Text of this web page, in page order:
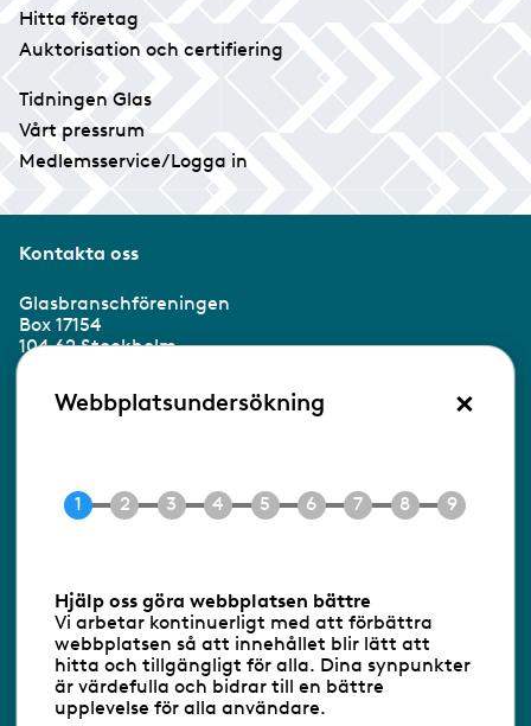
Hitta företag
Auktorisation och certifiering
Tidningen Glas
Vårt pressrum
Medlemsservice/Logga in
Kontakta oss
Glasbranschföreningen
Box 17154
104 62 Stockholm
Besöksadress:
Ringvägen 100
E-post info@gbf.se
Följ oss via RSS
Databasens namn:www.gbf.se-
Webbplatsundersökning ×
Hjälp oss göra webbplatsen bättre
Vi arbetar kontinuerligt med att förbättra
webbplatsen så att innehållet blir lätt att
hitta och tillgängligt för alla. Dina synpunkter
är värdefulla och bidrar till en bättre
upplevelse för alla användare.